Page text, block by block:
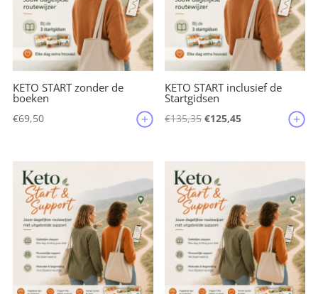
KETO START zonder de
boeken
€69,50
KETO START inclusief de
Startgidsen
€135,35Oorspronkelijke
€135,35.
€125,45Huidige